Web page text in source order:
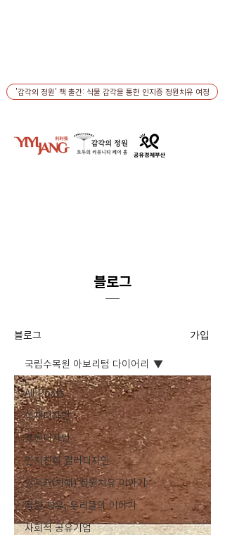
'감각의 정원' 책 출간: 식물 감각을 통한 인지증 정원치유 여정
블로그
블로그 가입
All Posts
식재디자인
정원디자인
인지친화 컬러디자인
인지증(치매) 정원치유 이야기
정원 치유, 우리들의 이야기
사회적 공유기업
국립수목원 아보리텀 다이어리